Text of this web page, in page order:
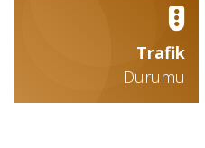
Trafik
Durumu